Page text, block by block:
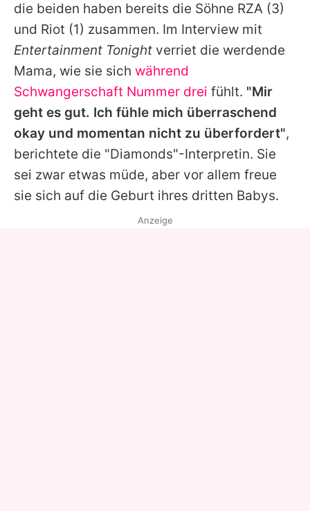
die beiden haben bereits die Söhne RZA (3)
und Riot (1) zusammen. Im Interview mit
Entertainment Tonight verriet die werdende
Mama, wie sie sich während
Schwangerschaft Nummer drei fühlt. "Mir
geht es gut. Ich fühle mich überraschend
okay und momentan nicht zu überfordert",
berichtete die "Diamonds"-Interpretin. Sie
sei zwar etwas müde, aber vor allem freue
sie sich auf die Geburt ihres dritten Babys.
Anzeige